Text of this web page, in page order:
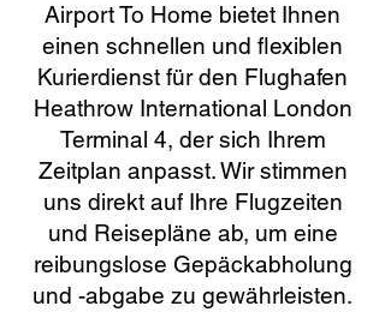
Airport To Home bietet Ihnen
einen schnellen und flexiblen
Kurierdienst für den Flughafen
Heathrow International London
Terminal 4, der sich Ihrem
Zeitplan anpasst. Wir stimmen
uns direkt auf Ihre Flugzeiten
und Reisepläne ab, um eine
reibungslose Gepäckabholung
und -abgabe zu gewährleisten.